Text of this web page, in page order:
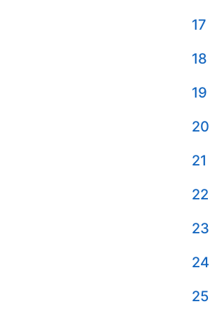
17
18
19
20
21
22
23
24
25